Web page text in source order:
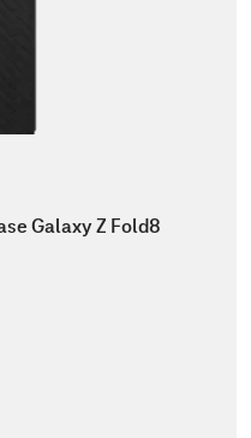
Galaxy Z Fold8